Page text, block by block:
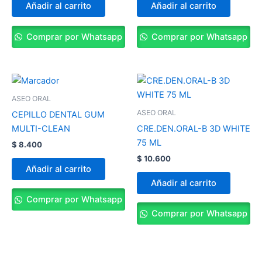
Añadir al carrito
Comprar por Whatsapp
Añadir al carrito
Comprar por Whatsapp
ASEO ORAL
CEPILLO DENTAL GUM
MULTI-CLEAN
$ 8.400
Añadir al carrito
Comprar por Whatsapp
ASEO ORAL
CRE.DEN.ORAL-B 3D WHITE
75 ML
$ 10.600
Añadir al carrito
Comprar por Whatsapp